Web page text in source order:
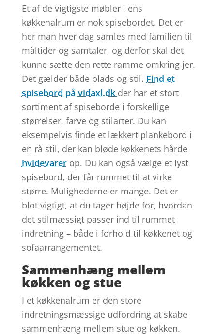
Et af de vigtigste møbler i ens
køkkenalrum er nok spisebordet. Det er
her man hver dag samles med familien til
måltider og samtaler, og derfor skal det
kunne sætte den rette ramme omkring jer.
Det gælder både plads og stil. Find et
spisebord på vidaxl.dk der har et stort
sortiment af spiseborde i forskellige
størrelser, farve og stilarter. Du kan
eksempelvis finde et lækkert plankebord i
en rå stil, der kan bløde køkkenets hårde
hvidevarerop. Du kan også vælge et lyst
spisebord, der får rummet til at virke
større. Mulighederne er mange. Det er
blot vigtigt, at du tager højde for, hvordan
det stilmæssigt passer ind til rummet
indretning – både i forhold til køkkenet og
sofaarrangementet.
Sammenhæng mellem
køkken og stue
I et køkkenalrum er den store
indretningsmæssige udfordring at skabe
sammenhæng mellem stue og køkken.